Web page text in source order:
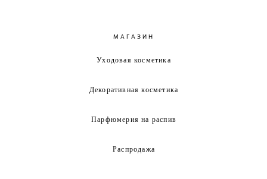
МАГАЗИН
Уходовая косметика
Декоративная косметика
Парфюмерия на распив
Распродажа